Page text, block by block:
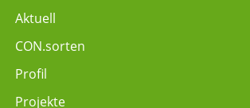
Aktuell
CON.sorten
Profil
Projekte